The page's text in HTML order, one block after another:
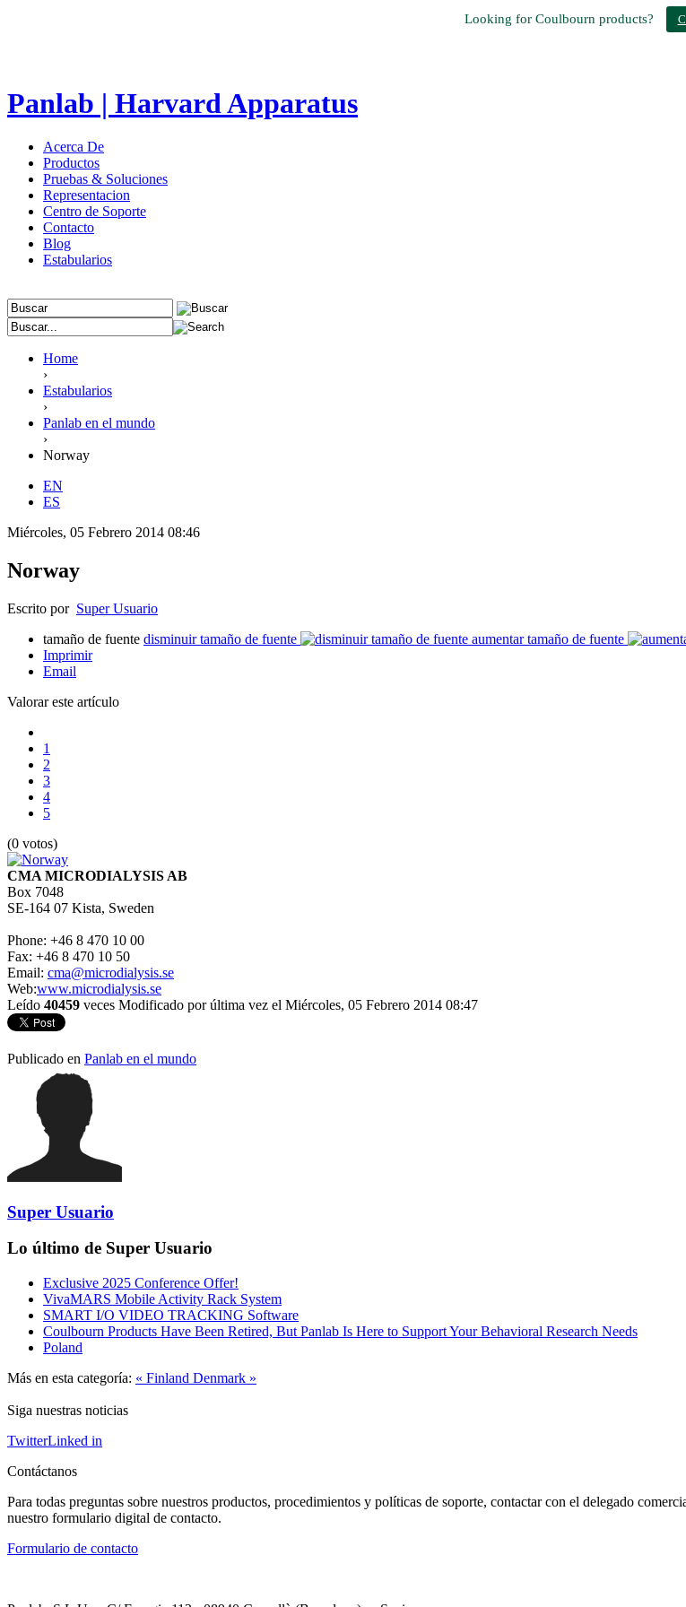
Looking for Coulbourn products?
Panlab | Harvard Apparatus
Acerca De
Productos
Pruebas & Soluciones
Representacion
Centro de Soporte
Contacto
Blog
Estabularios
Home
›
Estabularios
›
Panlab en el mundo
›
Norway
EN
ES
Miércoles, 05 Febrero 2014 08:46
Norway
Escrito por Super Usuario
tamaño de fuente disminuir tamaño de fuente
aumentar tamaño de fuente
Imprimir
Email
Valorar este artículo
1
2
3
4
5
(0 votos)
CMA MICRODIALYSIS AB
Box 7048
SE-164 07 Kista, Sweden
Phone: +46 8 470 10 00
Fax: +46 8 470 10 50
Email: cma@microdialysis.se
Web:www.microdialysis.se
Leído 40459 veces Modificado por última vez el Miércoles, 05 Febrero 2014 08:47
Publicado en Panlab en el mundo
Super Usuario
Lo último de Super Usuario
Exclusive 2025 Conference Offer!
VivaMARS Mobile Activity Rack System
SMART I/O VIDEO TRACKING Software
Coulbourn Products Have Been Retired, But Panlab Is Here to Support Your Behavioral Research Needs
Poland
Más en esta categoría: « Finland Denmark »
Siga nuestras noticias
TwitterLinked in
Contáctanos
Para todas preguntas sobre nuestros productos, procedimientos y políticas de soporte, contactar con el delegado
nuestro formulario digital de contacto.
Formulario de contacto